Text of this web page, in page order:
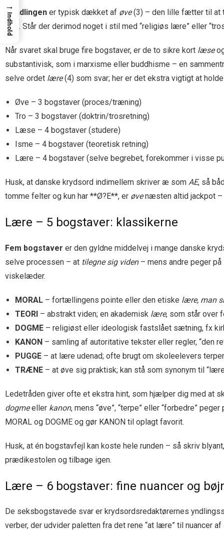
Handlingen er typisk dækket af øve(3) – den lille fætter til at
sig”. Står der derimod noget i stil med “religiøs lære” eller
Når svaret skal bruge fire bogstaver, er de to sikre kort læse
substantivisk, som i marxisme eller buddhisme – en
selve ordet lære(4) som svar; her er det ekstra vigtigt at
Øve – 3 bogstaver (proces/træning)
Tro – 3 bogstaver (doktrin/trosretning)
Læse – 4 bogstaver (studere)
Isme – 4 bogstaver (teoretisk retning)
Lære – 4 bogstaver (selve begrebet, forekommer i visse
Husk, at danske krydsord indimellem skriver æ som AE, så
tomme felter og kun har **Ø?E**, er øvenæsten altid jackpot –
Lære – 5 bogstaver: klassikerne
Fem bogstaver er den gyldne middelvej i mange danske
selve processen – at tilegne sig viden– mens andre peger på
viskelæder.
MORAL – fortællingens pointe eller den etiske lære, man
TEORI – abstrakt viden; en akademisk lære, som står over
DOGME – religiøst eller ideologisk fastslået sætning, fx
KANON – samling af autoritative tekster eller regler, “den
PUGGE – at lære udenad; ofte brugt om skoleelevers
TRÆNE – at øve sig praktisk; kan stå som synonym til
Ledetråden giver ofte et ekstra hint, som hjælper dig med at
dogmeeller kanon, mens “øve”, “terpe” eller “forbedre” peger
MORAL og DOGME og gør KANON til oplagt favorit.
Husk, at én bogstavfejl kan koste hele runden – så skriv
prædikestolen og tilbage igen.
Lære – 6 bogstaver: fine nuancer og
De seksbogstavede svar er krydsordsredaktørernes
verber, der udvider paletten fra det rene “at lære” til nuancer
→
Indhold